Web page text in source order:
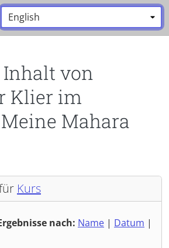
Sprache:
Inhalt von
Klier im
Mahara
Kurs
nach: Name | Datum |
nach: